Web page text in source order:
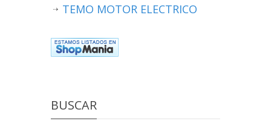
TEMO MOTOR ELECTRICO
BUSCAR